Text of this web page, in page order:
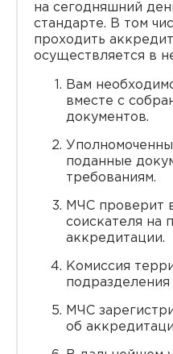
на сегодняшний
стандарте. В том
проходить
осуществляется в
Вам
вместе с
документов.
поданные
требованиям.
МЧС проверит
соискателя на
аккредитации.
Комиссия
МЧС
об